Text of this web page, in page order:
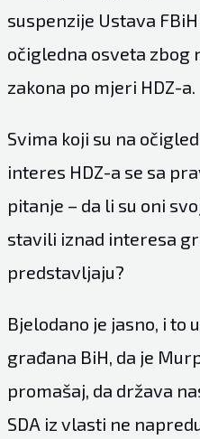
suspenzije Ustava
očigledna osveta
zakona po mjeri HDZ-a.
Svima koji su na
interes HDZ-a se sa
pitanje – da li su oni
stavili iznad interesa
predstavljaju?
Bjelodano je jasno, i to
građana BiH, da je
promašaj, da država
SDA iz vlasti ne